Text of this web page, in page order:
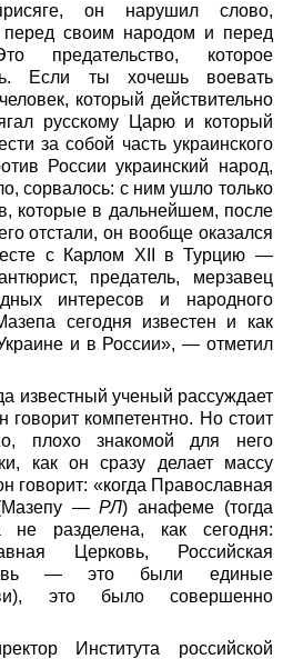
он нарушил слово,
своим народом и перед
предательство, которое
Если ты хочешь воевать
который действительно
русскому Царю и который
за собой часть украинского
России украинский народ,
сорвалось: с ним ушло только
которые в дальнейшем, после
отстали, он вообще оказался
с Карлом XII в Турцию —
предатель, мерзавец
интересов и народного
сегодня известен и как
и в России», — отметил
известный ученый рассуждает
говорит компетентно. Но стоит
плохо знакомой для него
как он сразу делает массу
говорит: «когда Православная
(Мазепу —РЛ) анафеме (тогда
разделена, как сегодня:
Церковь, Российская
— это были единые
это было совершенно
Института российской